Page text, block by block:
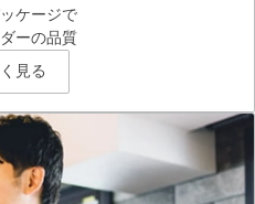
ケージで
ーの品質
見る